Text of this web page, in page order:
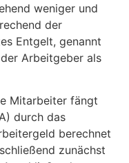
weniger und
der
Entgelt, genannt
Arbeitgeber als
Mitarbeiter fängt
durch das
berechnet
zunächst